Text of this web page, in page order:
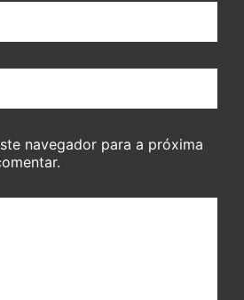
navegador para a próxima